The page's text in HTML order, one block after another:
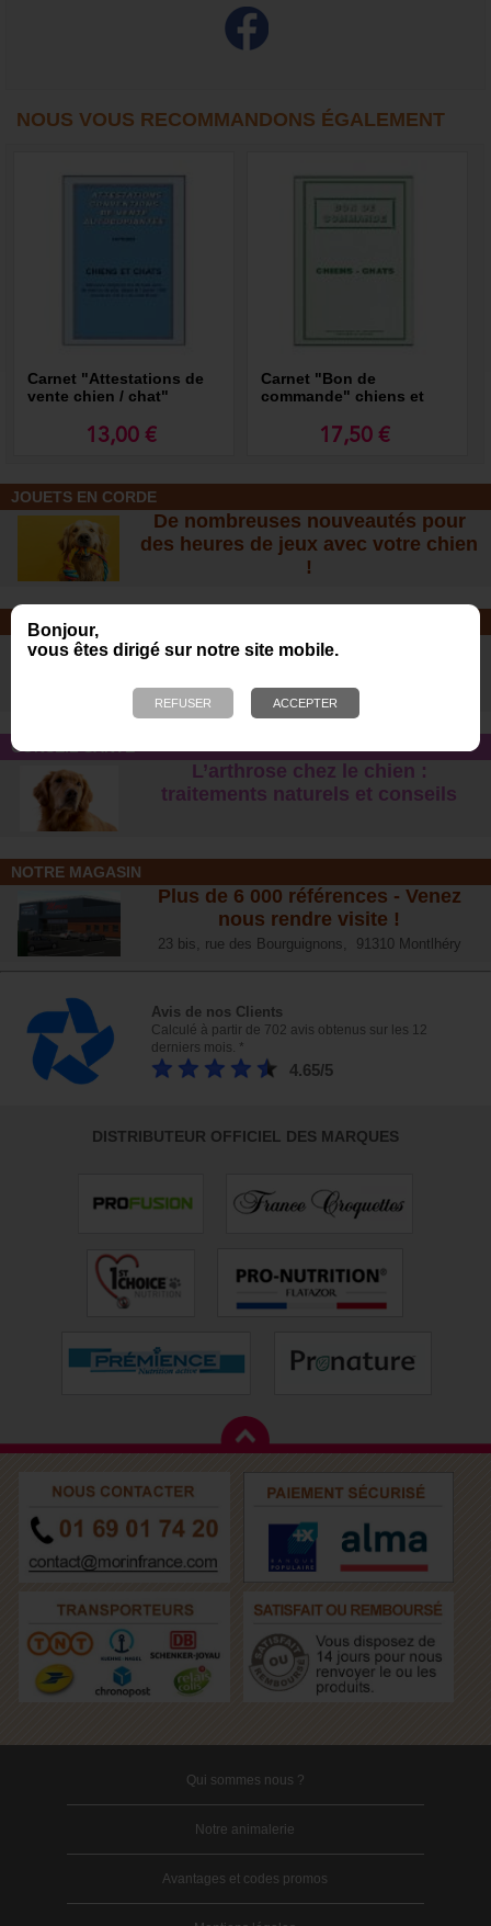
Bonjour,
vous êtes dirigé sur notre site mobile.
NOUS VOUS RECOMMANDONS ÉGALEMENT
Carnet "Attestations de
vente chien / chat"
13,00 €
Carnet "Bon de
commande" chiens et
17,50 €
JOUETS EN CORDE
De nombreuses nouveautés pour
des heures de jeux avec votre chien
!
SOINS ET SHAMPOOING
Tout pour l'hygiène et les soins de
CONSEIL SANTÉ
L’arthrose chez le chien :
traitements naturels et conseils
NOTRE MAGASIN
Plus de 6 000 références - Venez
nous rendre visite !
23 bis, rue des Bourguignons, 91310 Montlhéry
Avis de nos Clients
Calculé à partir de 702 avis obtenus sur les 12
derniers mois. *
4.65/5
DISTRIBUTEUR OFFICIEL DES MARQUES
Qui sommes nous ?
Notre animalerie
Avantages et codes promos